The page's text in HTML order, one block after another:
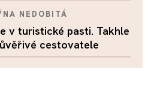
NEDOBITÁ
v turistické pasti. Takhle
cestovatele